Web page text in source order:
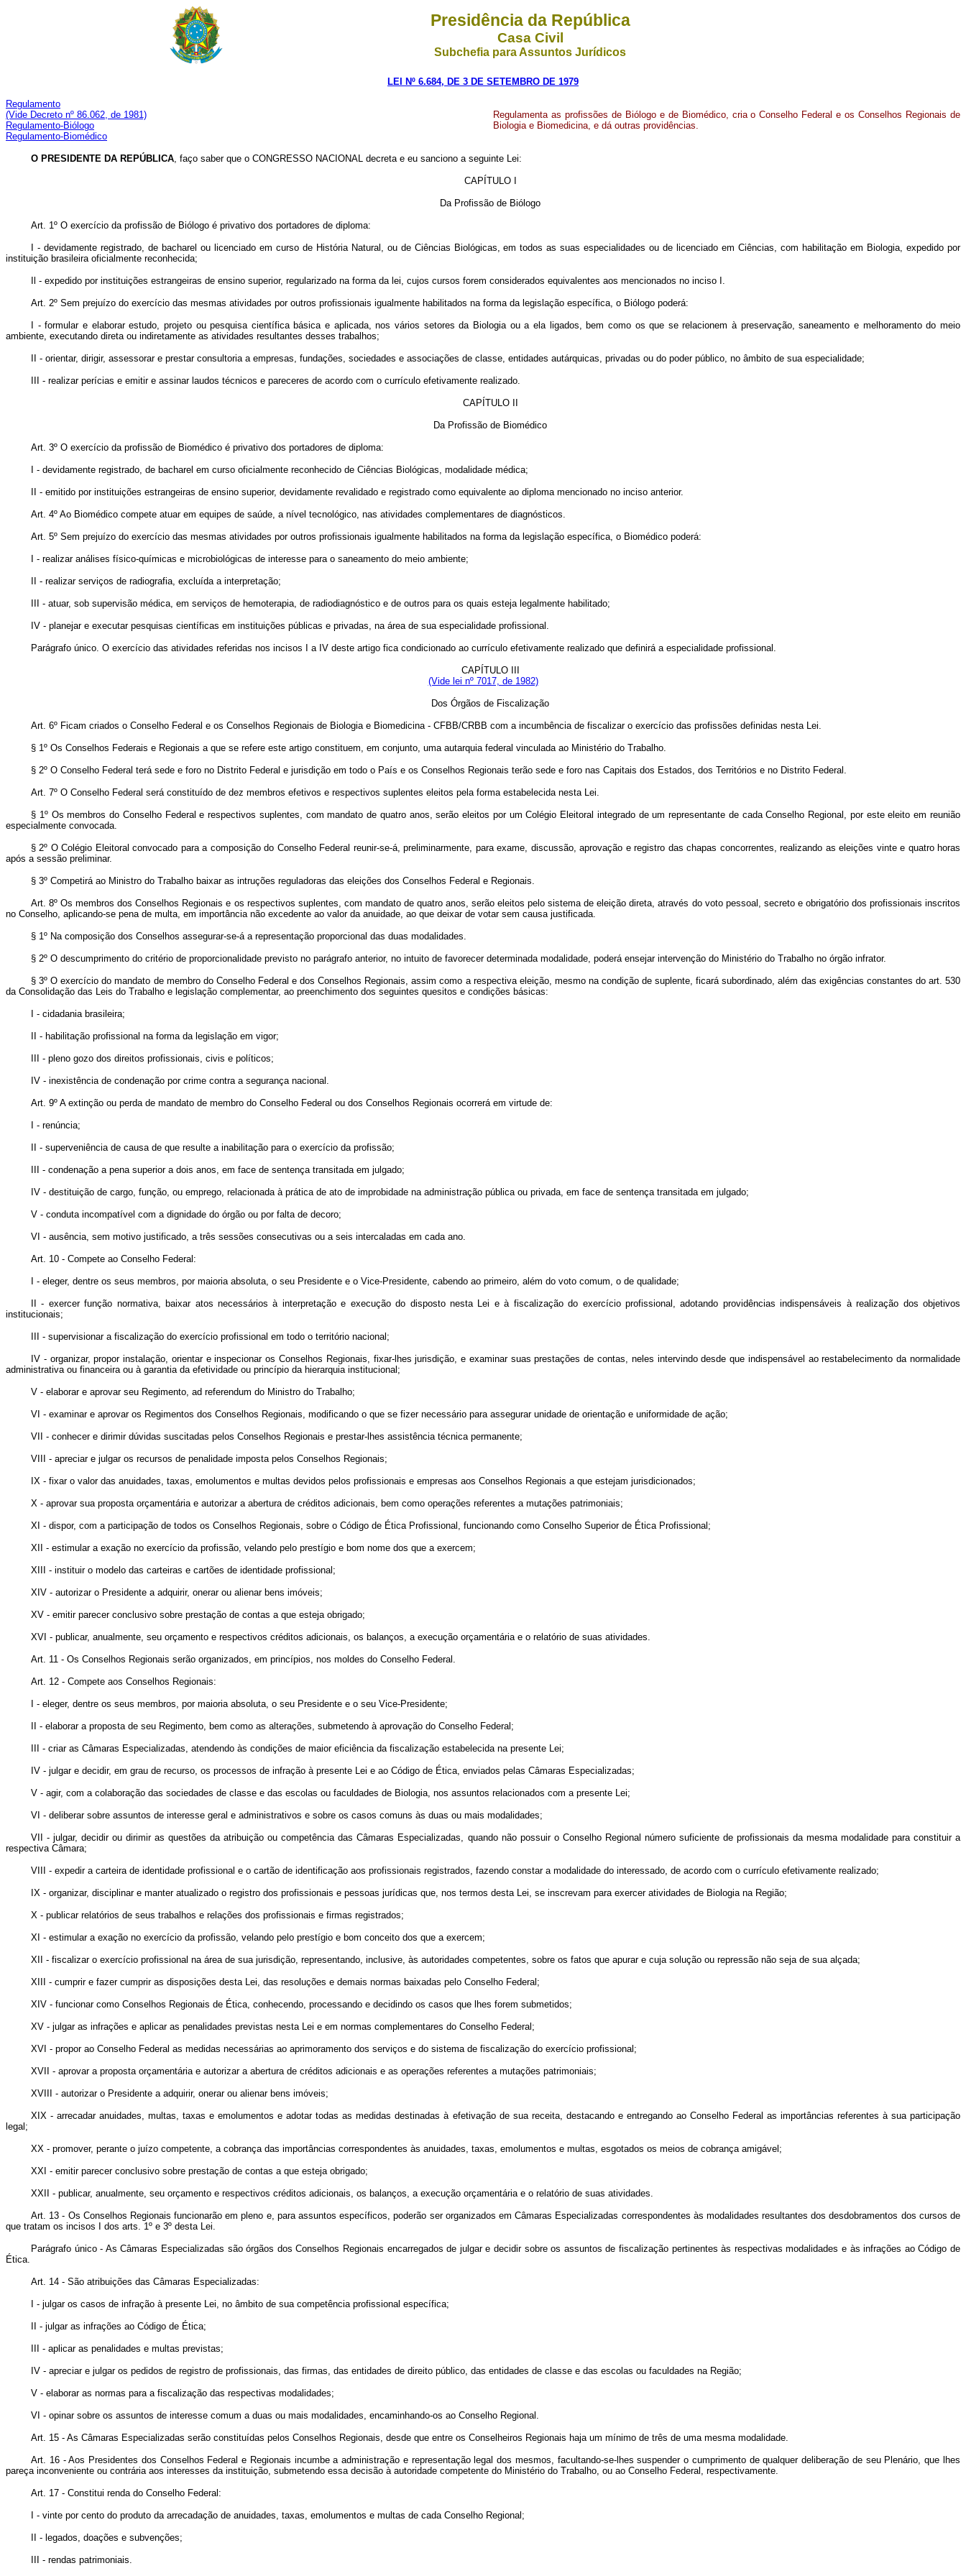
Presidência da República
Casa Civil
Subchefia para Assuntos Jurídicos
LEI Nº 6.684, DE 3 DE SETEMBRO DE 1979
Regulamento
(Vide Decreto nº 86.062, de 1981)
Regulamento-Biólogo
Regulamento-Biomédico
Regulamenta as profissões de Biólogo e de Biomédico, cria o Conselho Federal e os Conselhos Regionais de
Biologia e Biomedicina, e dá outras providências.
O PRESIDENTE DA REPÚBLICA, faço saber que o CONGRESSO NACIONAL decreta e eu sanciono a seguinte Lei:
CAPÍTULO I
Da Profissão de Biólogo
Art. 1º O exercício da profissão de Biólogo é privativo dos portadores de diploma:
I - devidamente registrado, de bacharel ou licenciado em curso de História Natural, ou de Ciências Biológicas, em todos as suas especialidades ou de licenciado em Ciências, com habilitação em Biologia, expedido por
instituição brasileira oficialmente reconhecida;
Il - expedido por instituições estrangeiras de ensino superior, regularizado na forma da lei, cujos cursos forem considerados equivalentes aos mencionados no inciso I.
Art. 2º Sem prejuízo do exercício das mesmas atividades por outros profissionais igualmente habilitados na forma da legislação específica, o Biólogo poderá:
I - formular e elaborar estudo, projeto ou pesquisa científica básica e aplicada, nos vários setores da Biologia ou a ela ligados, bem como os que se relacionem à preservação, saneamento e melhoramento do meio
ambiente, executando direta ou indiretamente as atividades resultantes desses trabalhos;
II - orientar, dirigir, assessorar e prestar consultoria a empresas, fundações, sociedades e associações de classe, entidades autárquicas, privadas ou do poder público, no âmbito de sua especialidade;
III - realizar perícias e emitir e assinar laudos técnicos e pareceres de acordo com o currículo efetivamente realizado.
CAPÍTULO II
Da Profissão de Biomédico
Art. 3º O exercício da profissão de Biomédico é privativo dos portadores de diploma:
I - devidamente registrado, de bacharel em curso oficialmente reconhecido de Ciências Biológicas, modalidade médica;
II - emitido por instituições estrangeiras de ensino superior, devidamente revalidado e registrado como equivalente ao diploma mencionado no inciso anterior.
Art. 4º Ao Biomédico compete atuar em equipes de saúde, a nível tecnológico, nas atividades complementares de diagnósticos.
Art. 5º Sem prejuízo do exercício das mesmas atividades por outros profissionais igualmente habilitados na forma da legislação específica, o Biomédico poderá:
I - realizar análises físico-químicas e microbiológicas de interesse para o saneamento do meio ambiente;
II - realizar serviços de radiografia, excluída a interpretação;
III - atuar, sob supervisão médica, em serviços de hemoterapia, de radiodiagnóstico e de outros para os quais esteja legalmente habilitado;
IV - planejar e executar pesquisas científicas em instituições públicas e privadas, na área de sua especialidade profissional.
Parágrafo único. O exercício das atividades referidas nos incisos I a IV deste artigo fica condicionado ao currículo efetivamente realizado que definirá a especialidade profissional.
CAPÍTULO III
(Vide lei nº 7017, de 1982)
Dos Órgãos de Fiscalização
Art. 6º Ficam criados o Conselho Federal e os Conselhos Regionais de Biologia e Biomedicina - CFBB/CRBB com a incumbência de fiscalizar o exercício das profissões definidas nesta Lei.
§ 1º Os Conselhos Federais e Regionais a que se refere este artigo constituem, em conjunto, uma autarquia federal vinculada ao Ministério do Trabalho.
§ 2º O Conselho Federal terá sede e foro no Distrito Federal e jurisdição em todo o País e os Conselhos Regionais terão sede e foro nas Capitais dos Estados, dos Territórios e no Distrito Federal.
Art. 7º O Conselho Federal será constituído de dez membros efetivos e respectivos suplentes eleitos pela forma estabelecida nesta Lei.
§ 1º Os membros do Conselho Federal e respectivos suplentes, com mandato de quatro anos, serão eleitos por um Colégio Eleitoral integrado de um representante de cada Conselho Regional, por este eleito em reunião
especialmente convocada.
§ 2º O Colégio Eleitoral convocado para a composição do Conselho Federal reunir-se-á, preliminarmente, para exame, discussão, aprovação e registro das chapas concorrentes, realizando as eleições vinte e quatro horas
após a sessão preliminar.
§ 3º Competirá ao Ministro do Trabalho baixar as intruções reguladoras das eleições dos Conselhos Federal e Regionais.
Art. 8º Os membros dos Conselhos Regionais e os respectivos suplentes, com mandato de quatro anos, serão eleitos pelo sistema de eleição direta, através do voto pessoal, secreto e obrigatório dos profissionais inscritos
no Conselho, aplicando-se pena de multa, em importância não excedente ao valor da anuidade, ao que deixar de votar sem causa justificada.
§ 1º Na composição dos Conselhos assegurar-se-á a representação proporcional das duas modalidades.
§ 2º O descumprimento do critério de proporcionalidade previsto no parágrafo anterior, no intuito de favorecer determinada modalidade, poderá ensejar intervenção do Ministério do Trabalho no órgão infrator.
§ 3º O exercício do mandato de membro do Conselho Federal e dos Conselhos Regionais, assim como a respectiva eleição, mesmo na condição de suplente, ficará subordinado, além das exigências constantes do art. 530
da Consolidação das Leis do Trabalho e legislação complementar, ao preenchimento dos seguintes quesitos e condições básicas:
I - cidadania brasileira;
II - habilitação profissional na forma da legislação em vigor;
III - pleno gozo dos direitos profissionais, civis e políticos;
IV - inexistência de condenação por crime contra a segurança nacional.
Art. 9º A extinção ou perda de mandato de membro do Conselho Federal ou dos Conselhos Regionais ocorrerá em virtude de:
I - renúncia;
II - superveniência de causa de que resulte a inabilitação para o exercício da profissão;
III - condenação a pena superior a dois anos, em face de sentença transitada em julgado;
IV - destituição de cargo, função, ou emprego, relacionada à prática de ato de improbidade na administração pública ou privada, em face de sentença transitada em julgado;
V - conduta incompatível com a dignidade do órgão ou por falta de decoro;
VI - ausência, sem motivo justificado, a três sessões consecutivas ou a seis intercaladas em cada ano.
Art. 10 - Compete ao Conselho Federal:
I - eleger, dentre os seus membros, por maioria absoluta, o seu Presidente e o Vice-Presidente, cabendo ao primeiro, além do voto comum, o de qualidade;
II - exercer função normativa, baixar atos necessários à interpretação e execução do disposto nesta Lei e à fiscalização do exercício profissional, adotando providências indispensáveis à realização dos objetivos
institucionais;
III - supervisionar a fiscalização do exercício profissional em todo o território nacional;
IV - organizar, propor instalação, orientar e inspecionar os Conselhos Regionais, fixar-lhes jurisdição, e examinar suas prestações de contas, neles intervindo desde que indispensável ao restabelecimento da normalidade
administrativa ou financeira ou à garantia da efetividade ou princípio da hierarquia institucional;
V - elaborar e aprovar seu Regimento, ad referendum do Ministro do Trabalho;
VI - examinar e aprovar os Regimentos dos Conselhos Regionais, modificando o que se fizer necessário para assegurar unidade de orientação e uniformidade de ação;
VII - conhecer e dirimir dúvidas suscitadas pelos Conselhos Regionais e prestar-lhes assistência técnica permanente;
VIII - apreciar e julgar os recursos de penalidade imposta pelos Conselhos Regionais;
IX - fixar o valor das anuidades, taxas, emolumentos e multas devidos pelos profissionais e empresas aos Conselhos Regionais a que estejam jurisdicionados;
X - aprovar sua proposta orçamentária e autorizar a abertura de créditos adicionais, bem como operações referentes a mutações patrimoniais;
XI - dispor, com a participação de todos os Conselhos Regionais, sobre o Código de Ética Profissional, funcionando como Conselho Superior de Ética Profissional;
XII - estimular a exação no exercício da profissão, velando pelo prestígio e bom nome dos que a exercem;
XIII - instituir o modelo das carteiras e cartões de identidade profissional;
XIV - autorizar o Presidente a adquirir, onerar ou alienar bens imóveis;
XV - emitir parecer conclusivo sobre prestação de contas a que esteja obrigado;
XVI - publicar, anualmente, seu orçamento e respectivos créditos adicionais, os balanços, a execução orçamentária e o relatório de suas atividades.
Art. 11 - Os Conselhos Regionais serão organizados, em princípios, nos moldes do Conselho Federal.
Art. 12 - Compete aos Conselhos Regionais:
I - eleger, dentre os seus membros, por maioria absoluta, o seu Presidente e o seu Vice-Presidente;
II - elaborar a proposta de seu Regimento, bem como as alterações, submetendo à aprovação do Conselho Federal;
III - criar as Câmaras Especializadas, atendendo às condições de maior eficiência da fiscalização estabelecida na presente Lei;
IV - julgar e decidir, em grau de recurso, os processos de infração à presente Lei e ao Código de Ética, enviados pelas Câmaras Especializadas;
V - agir, com a colaboração das sociedades de classe e das escolas ou faculdades de Biologia, nos assuntos relacionados com a presente Lei;
VI - deliberar sobre assuntos de interesse geral e administrativos e sobre os casos comuns às duas ou mais modalidades;
VII - julgar, decidir ou dirimir as questões da atribuição ou competência das Câmaras Especializadas, quando não possuir o Conselho Regional número suficiente de profissionais da mesma modalidade para constituir a
respectiva Câmara;
VIII - expedir a carteira de identidade profissional e o cartão de identificação aos profissionais registrados, fazendo constar a modalidade do interessado, de acordo com o currículo efetivamente realizado;
IX - organizar, disciplinar e manter atualizado o registro dos profissionais e pessoas jurídicas que, nos termos desta Lei, se inscrevam para exercer atividades de Biologia na Região;
X - publicar relatórios de seus trabalhos e relações dos profissionais e firmas registrados;
XI - estimular a exação no exercício da profissão, velando pelo prestígio e bom conceito dos que a exercem;
XII - fiscalizar o exercício profissional na área de sua jurisdição, representando, inclusive, às autoridades competentes, sobre os fatos que apurar e cuja solução ou repressão não seja de sua alçada;
XIII - cumprir e fazer cumprir as disposições desta Lei, das resoluções e demais normas baixadas pelo Conselho Federal;
XIV - funcionar como Conselhos Regionais de Ética, conhecendo, processando e decidindo os casos que lhes forem submetidos;
XV - julgar as infrações e aplicar as penalidades previstas nesta Lei e em normas complementares do Conselho Federal;
XVI - propor ao Conselho Federal as medidas necessárias ao aprimoramento dos serviços e do sistema de fiscalização do exercício profissional;
XVII - aprovar a proposta orçamentária e autorizar a abertura de créditos adicionais e as operações referentes a mutações patrimoniais;
XVIII - autorizar o Presidente a adquirir, onerar ou alienar bens imóveis;
XIX - arrecadar anuidades, multas, taxas e emolumentos e adotar todas as medidas destinadas à efetivação de sua receita, destacando e entregando ao Conselho Federal as importâncias referentes à sua participação
legal;
XX - promover, perante o juízo competente, a cobrança das importâncias correspondentes às anuidades, taxas, emolumentos e multas, esgotados os meios de cobrança amigável;
XXI - emitir parecer conclusivo sobre prestação de contas a que esteja obrigado;
XXII - publicar, anualmente, seu orçamento e respectivos créditos adicionais, os balanços, a execução orçamentária e o relatório de suas atividades.
Art. 13 - Os Conselhos Regionais funcionarão em pleno e, para assuntos específicos, poderão ser organizados em Câmaras Especializadas correspondentes às modalidades resultantes dos desdobramentos dos cursos de
que tratam os incisos I dos arts. 1º e 3º desta Lei.
Parágrafo único - As Câmaras Especializadas são órgãos dos Conselhos Regionais encarregados de julgar e decidir sobre os assuntos de fiscalização pertinentes às respectivas modalidades e às infrações ao Código de
Ética.
Art. 14 - São atribuições das Câmaras Especializadas:
I - julgar os casos de infração à presente Lei, no âmbito de sua competência profissional específica;
II - julgar as infrações ao Código de Ética;
III - aplicar as penalidades e multas previstas;
IV - apreciar e julgar os pedidos de registro de profissionais, das firmas, das entidades de direito público, das entidades de classe e das escolas ou faculdades na Região;
V - elaborar as normas para a fiscalização das respectivas modalidades;
VI - opinar sobre os assuntos de interesse comum a duas ou mais modalidades, encaminhando-os ao Conselho Regional.
Art. 15 - As Câmaras Especializadas serão constituídas pelos Conselhos Regionais, desde que entre os Conselheiros Regionais haja um mínimo de três de uma mesma modalidade.
Art. 16 - Aos Presidentes dos Conselhos Federal e Regionais incumbe a administração e representação legal dos mesmos, facultando-se-lhes suspender o cumprimento de qualquer deliberação de seu Plenário, que lhes
pareça inconveniente ou contrária aos interesses da instituição, submetendo essa decisão à autoridade competente do Ministério do Trabalho, ou ao Conselho Federal, respectivamente.
Art. 17 - Constitui renda do Conselho Federal:
I - vinte por cento do produto da arrecadação de anuidades, taxas, emolumentos e multas de cada Conselho Regional;
II - legados, doações e subvenções;
III - rendas patrimoniais.